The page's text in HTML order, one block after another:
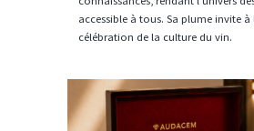
accessible à tous. Sa plume invite
célébration de la culture du vin.